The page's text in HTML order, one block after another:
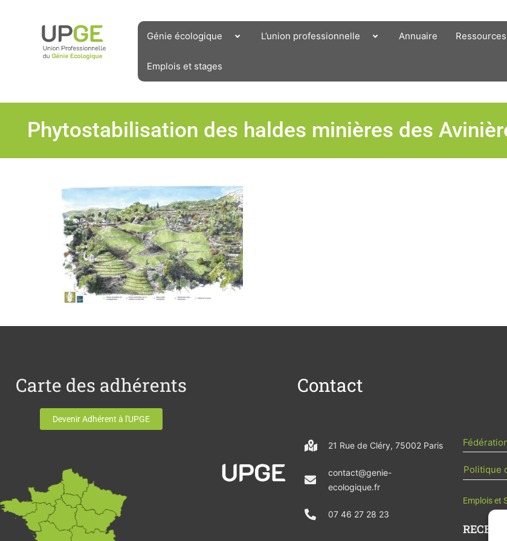
Génie écologique L’union professionnelle Annuaire Ressources
Emplois et stages
Phytostabilisation des haldes minières des
Carte des adhérents
Devenir Adhérent à l'UPGE
Contact
21 Rue de Cléry, 75002 Paris
contact@genie-
ecologique.fr
07 46 27 28 23
Politique
Emplois et